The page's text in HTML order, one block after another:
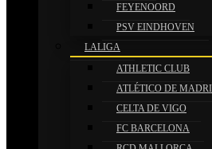
FEYENOORD
PSV EINDHOVEN
LALIGA
ATHLETIC CLUB
ATLÉTICO DE
CELTA DE VIGO
FC BARCELONA